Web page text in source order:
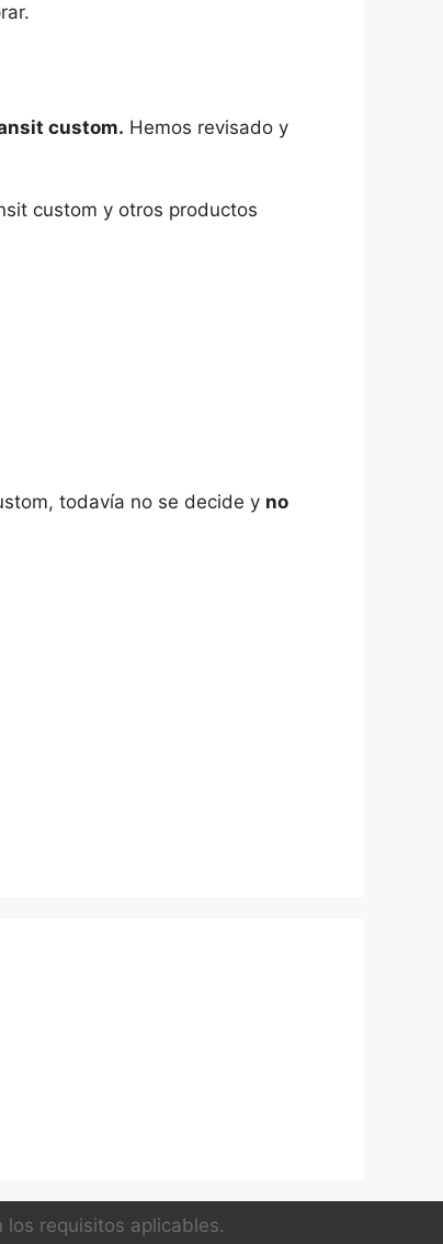
custom. Hemos revisado y
custom y otros productos
todavía no se decide y no
requisitos aplicables.